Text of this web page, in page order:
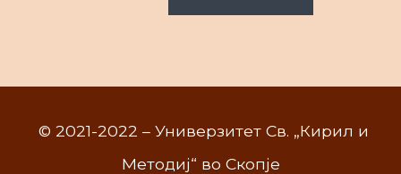
© 2021-2022 – Универзитет Св. „Кирил и
Методиј“ во Скопје